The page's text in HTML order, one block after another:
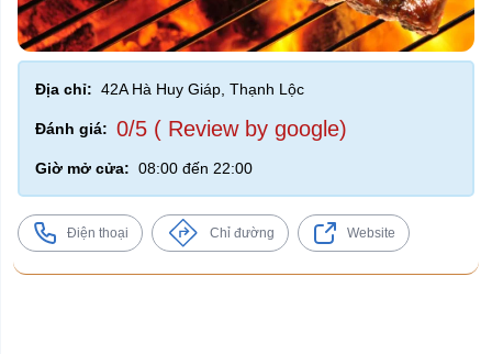
Địa chỉ: 42A Hà Huy Giáp, Thạnh Lộc
Đánh giá: 0/5 ( Review by google)
Giờ mở cửa: 08:00 đến 22:00
Điện thoại Chỉ đường Website